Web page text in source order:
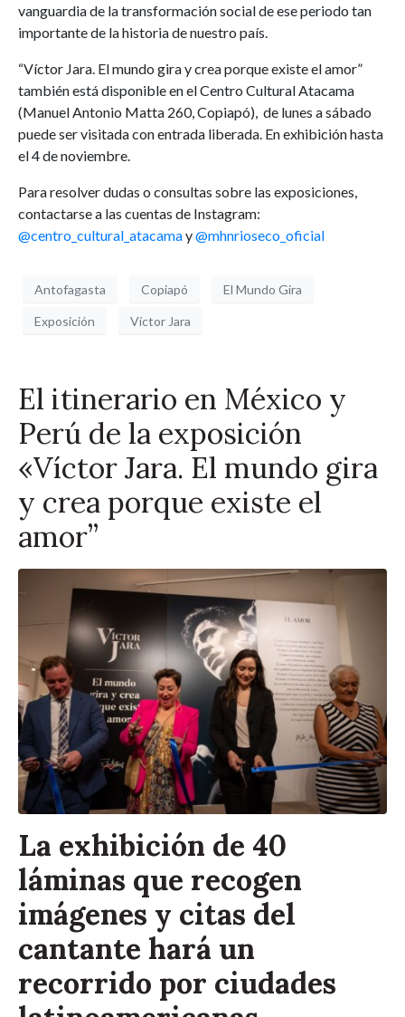
vanguardia de la transformación social de ese periodo tan
importante de la historia de nuestro país.
“Víctor Jara. El mundo gira y crea porque existe el amor”
también está disponible en el Centro Cultural Atacama
(Manuel Antonio Matta 260, Copiapó), de lunes a sábado
puede ser visitada con entrada liberada. En exhibición hasta
el 4 de noviembre.
Para resolver dudas o consultas sobre las exposiciones,
contactarse a las cuentas de Instagram:
@centro_cultural_atacamay@mhnrioseco_oficial
Antofagasta Copiapó El Mundo Gira
Exposición Víctor Jara
El itinerario en México y
Perú de la exposición
«Víctor Jara. El mundo gira
y crea porque existe el
amor”
La exhibición de 40
láminas que recogen
imágenes y citas del
cantante hará un
recorrido por ciudades